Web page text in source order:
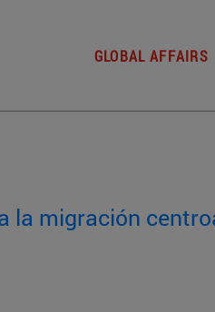
GLOBAL AFFAIRS
la migración